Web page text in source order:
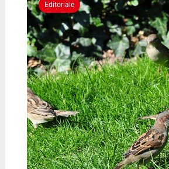
Editoriale